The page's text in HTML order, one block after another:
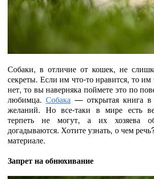
Собаки, в отличие от кошек, не
секреты. Если им что-то нравится, то им
нет, то вы наверняка поймете это по
любимца. Собака — открытая книга
желаний. Но все-таки в мире есть
терпеть не могут, а их хозяева
догадываются. Хотите узнать, о чем
материале.
Запрет на обнюхивание